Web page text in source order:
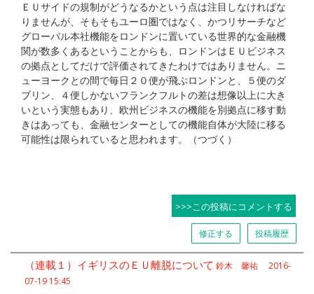
ＥＵサイドの規制がどうなるかという点は注目しなければな
りませんが、そもそもユーロ圏ではなく、かつリサーチなど
グローバル本社機能をロンドンに置いている世界的な金融機
関が数多くあるということからも、ロンドンはＥＵビジネス
の拠点としてだけで評価されてきたわけではありません。ニ
ューヨークとの間で毎日２０便が飛ぶロンドンと、５便のダ
ブリン、４便しかないフランクフルトの差は想像以上に大き
いという実態もあり、欧州ビジネスの機能を別拠点に移す動
きはあっても、金融センターとしての機能自体が大陸に移る
可能性は限られていると思われます。（つづく）
>>>この投稿にコメントする
修正する 投稿履歴
（連載１）イギリスのＥＵ離脱について 鈴木 馨祐 2016-
07-19 15:45